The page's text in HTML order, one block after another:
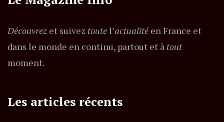
Découvrez et suivez toutel’actualitéen France et
dans le monde en continu, partout et à tout
moment.
Les articles récents